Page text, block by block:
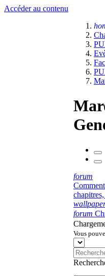
Accéder au contenu
forum
forum
Vous